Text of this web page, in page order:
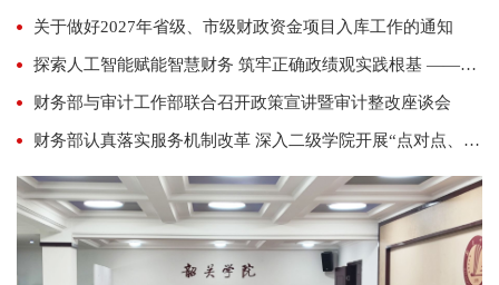
关于做好2027年省级、市级财政资金项目入库工作的通知
探索人工智能赋能智慧财务 筑牢正确政绩观实践根基 ——财务部党支部赴粤港澳大湾区数据应用产业园开展主题党日活动
财务部与审计工作部联合召开政策宣讲暨审计整改座谈会
财务部认真落实服务机制改革 深入二级学院开展“点对点、面对面”上门服务